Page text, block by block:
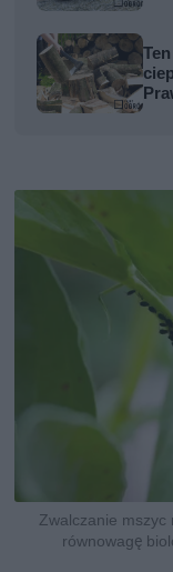
Zwalczanie
równowagę